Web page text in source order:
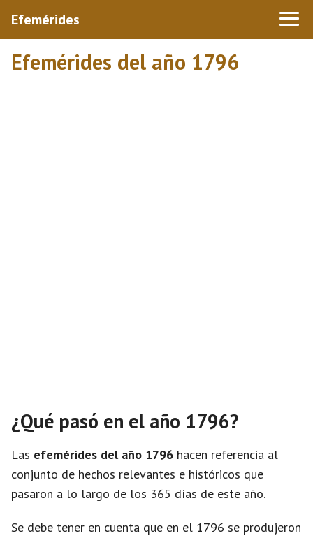
Efemérides
Efemérides del año 1796
¿Qué pasó en el año 1796?
Las efemérides del año 1796 hacen referencia al
conjunto de hechos relevantes e históricos que
pasaron a lo largo de los 365 días de este año.
Se debe tener en cuenta que en el 1796 se produjeron